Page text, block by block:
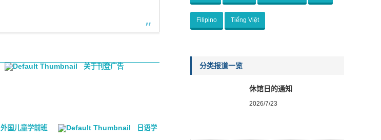
关于刊登广告
外国儿童学前班 日语学
Filipino Tiếng Việt
分类报道一览
休馆日的通知
2026/7/23